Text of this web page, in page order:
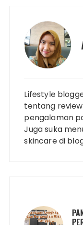
Lifestyle
tentang
pengalaman
Juga suka
skincare di